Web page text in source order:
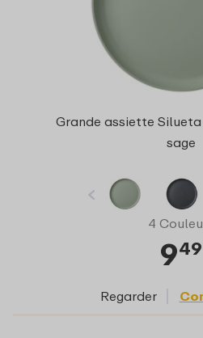
Grande assiette
sage
4
949
Regarder